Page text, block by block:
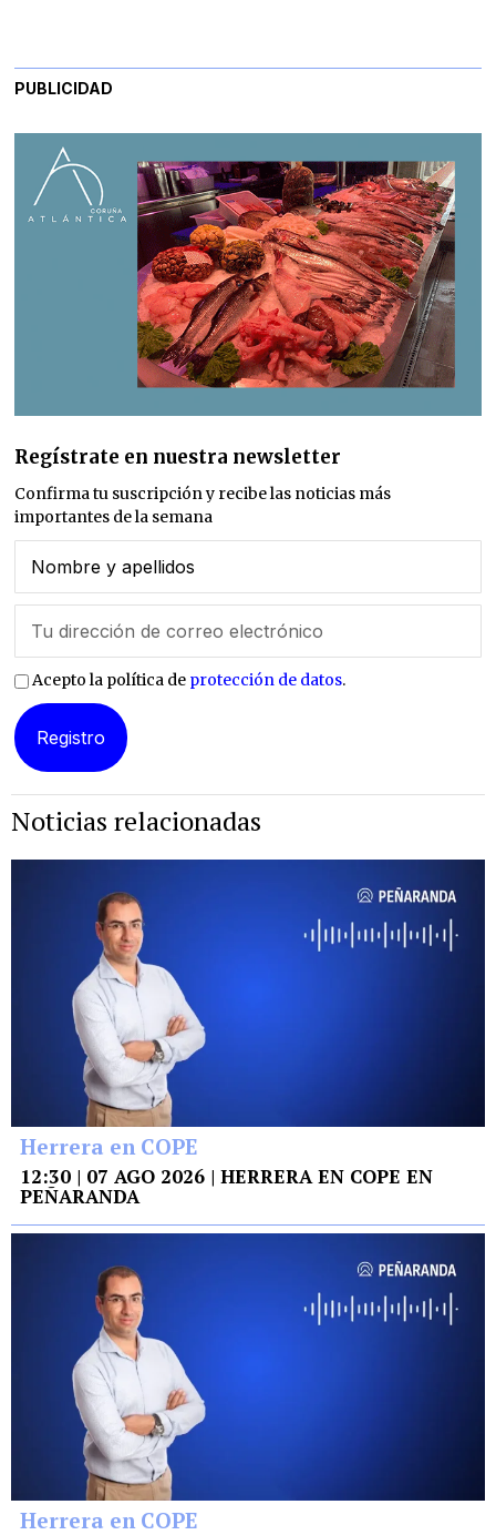
PUBLICIDAD
Regístrate en nuestra newsletter
Confirma tu suscripción y recibe las noticias más
importantes de la semana
Acepto la política de protección de datos.
Noticias relacionadas
Herrera en COPE
12:30 | 07 AGO 2026 | HERRERA EN COPE EN
PEÑARANDA
Herrera en COPE